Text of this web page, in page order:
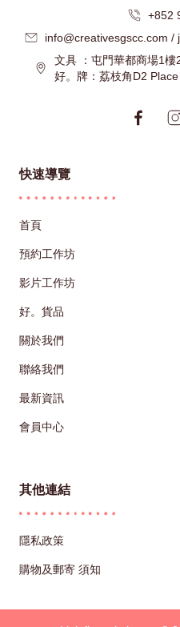
+852
info@creativesgscc.com /
文具 ：屯門華都商場1樓
好。牌：荔枝角D2
快速導覽
首頁
預約工作坊
影片工作坊
好。貨品
關於我們
聯絡我們
最新資訊
會員中心
其他連結
隱私政策
購物及郵寄 須知